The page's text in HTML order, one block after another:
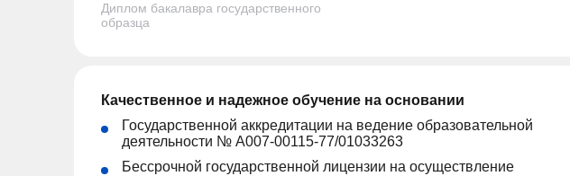
Диплом бакалавра государственного
образца
Качественное и надежное обучение на основании
Государственной аккредитации на ведение образовательной
деятельности № А007-00115-77/01033263
Бессрочной государственной лицензии на осуществление